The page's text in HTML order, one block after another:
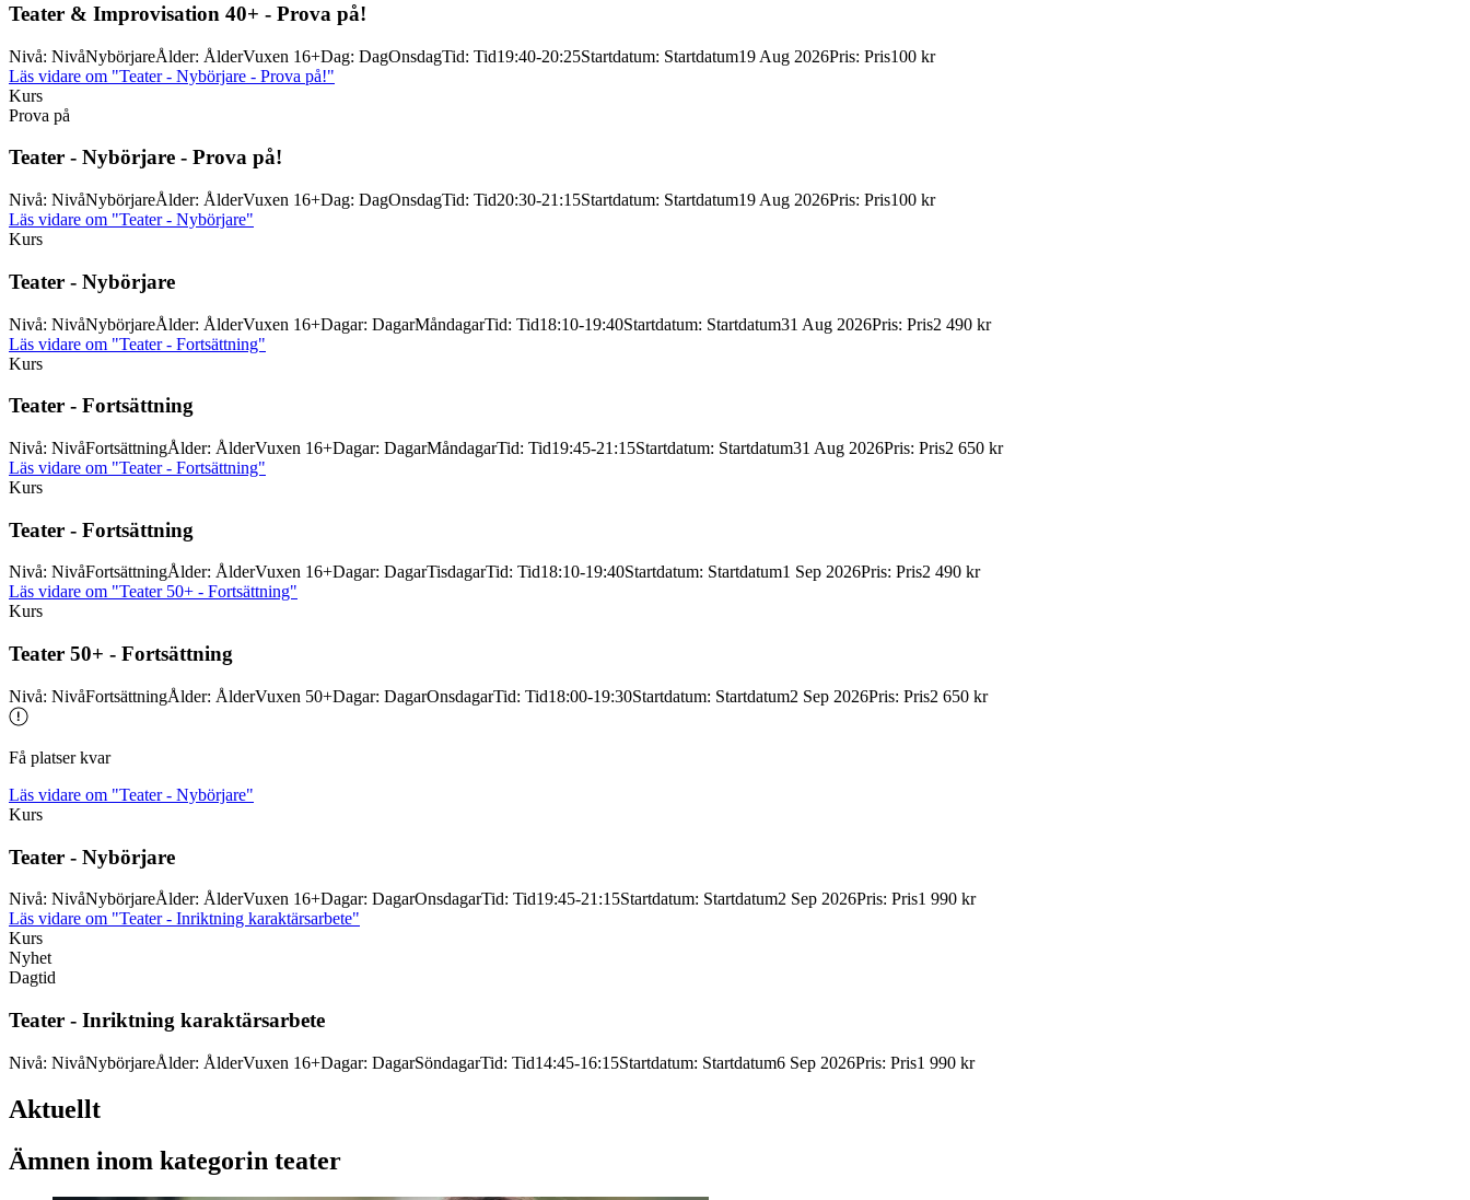
Teater & Improvisation 40+ - Prova på!
Nivå: NivåNybörjareÅlder: ÅlderVuxen 16+Dag: DagOnsdagTid: Tid19:40-20:25Startdatum: Startdatum19 Aug 2026Pris: Pris100 kr
Läs vidare om "Teater - Nybörjare - Prova på!"
Kurs
Prova på
Teater - Nybörjare - Prova på!
Nivå: NivåNybörjareÅlder: ÅlderVuxen 16+Dag: DagOnsdagTid: Tid20:30-21:15Startdatum: Startdatum19 Aug 2026Pris: Pris100 kr
Läs vidare om "Teater - Nybörjare"
Kurs
Teater - Nybörjare
Nivå: NivåNybörjareÅlder: ÅlderVuxen 16+Dagar: DagarMåndagarTid: Tid18:10-19:40Startdatum: Startdatum31 Aug 2026Pris: Pris2 490 kr
Läs vidare om "Teater - Fortsättning"
Kurs
Teater - Fortsättning
Nivå: NivåFortsättningÅlder: ÅlderVuxen 16+Dagar: DagarMåndagarTid: Tid19:45-21:15Startdatum: Startdatum31 Aug 2026Pris: Pris2 650 kr
Läs vidare om "Teater - Fortsättning"
Kurs
Teater - Fortsättning
Nivå: NivåFortsättningÅlder: ÅlderVuxen 16+Dagar: DagarTisdagarTid: Tid18:10-19:40Startdatum: Startdatum1 Sep 2026Pris: Pris2 490 kr
Läs vidare om "Teater 50+ - Fortsättning"
Kurs
Teater 50+ - Fortsättning
Nivå: NivåFortsättningÅlder: ÅlderVuxen 50+Dagar: DagarOnsdagarTid: Tid18:00-19:30Startdatum: Startdatum2 Sep 2026Pris: Pris2 650 kr
Få platser kvar
Läs vidare om "Teater - Nybörjare"
Kurs
Teater - Nybörjare
Nivå: NivåNybörjareÅlder: ÅlderVuxen 16+Dagar: DagarOnsdagarTid: Tid19:45-21:15Startdatum: Startdatum2 Sep 2026Pris: Pris1 990 kr
Läs vidare om "Teater - Inriktning karaktärsarbete"
Kurs
Nyhet
Dagtid
Teater - Inriktning karaktärsarbete
Nivå: NivåNybörjareÅlder: ÅlderVuxen 16+Dagar: DagarSöndagarTid: Tid14:45-16:15Startdatum: Startdatum6 Sep 2026Pris: Pris1 990 kr
Aktuellt
Ämnen inom kategorin teater